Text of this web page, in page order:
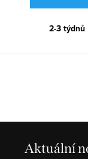
2-3 týdnů
á
Aktuální